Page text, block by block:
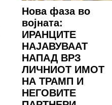
Нова фаза во
војната:
ИРАНЦИТЕ
НАЈАВУВААТ
НАПАД ВРЗ
ЛИЧНИОТ ИМОТ
НА ТРАМП И
НЕГОВИТЕ